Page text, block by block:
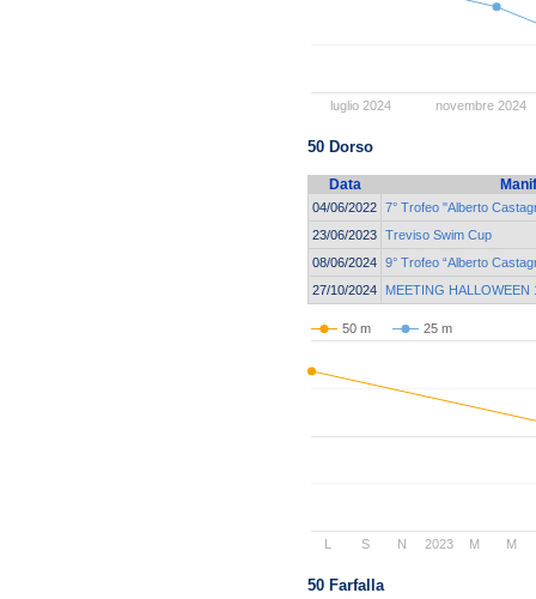
luglio 2024 novembre 2024
50 Dorso
Data
04/06/2022 7° Trofeo "Alberto
23/06/2023 Treviso Swim Cup
08/06/2024 9° Trofeo “Alberto
27/10/2024
MEETING HALLOWEEN
50 m 25 m
2023
S N M M
50 Farfalla